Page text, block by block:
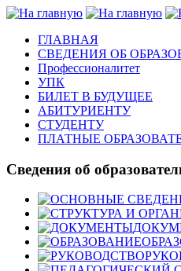
ГЛАВНАЯ
СВЕДЕНИЯ ОБ
Профессионалитет
УПК
БИЛЕТ В БУДУЩЕЕ
АБИТУРИЕНТУ
СТУДЕНТУ
ПЛАТНЫЕ
Сведения об